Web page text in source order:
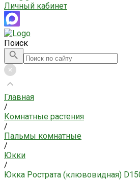
Личный кабинет
Поиск
Главная
/
Комнатные растения
/
Пальмы комнатные
/
Юкки
/
Юкка Рострата (клювовидная)